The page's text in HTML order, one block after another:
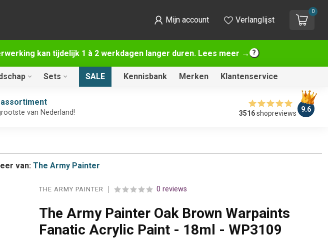
kan tijdelijk 1 à 2 werkdagen langer duren. Lees meer →
Mijn account Verlanglijst
0
Sets SALE Kennisbank Merken Klantenservice
assortiment
van Nederland! 3516shopreviews 9.6
van: The Army Painter
THE ARMY PAINTER 0 reviews
The Army Painter Oak Brown Warpaints
Fanatic Acrylic Paint - 18ml - WP3109